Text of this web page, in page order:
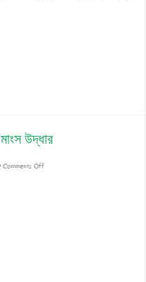
উদ্ধার
Comments Offon